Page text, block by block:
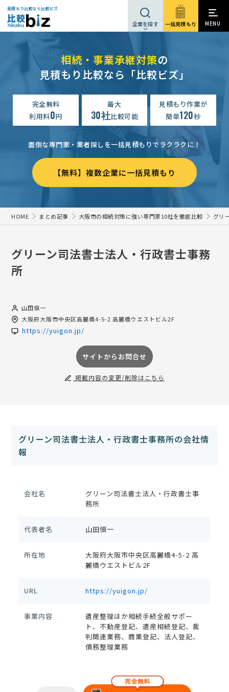
見積もり比較なら比較ビズ
企業を探す 一括見積もり MENU
相続・事業承継対策の
見積もり比較なら「比較ビズ」
完全無料
利用料0円
最大
30社比較可能
見積もり作業が
簡単120秒
面倒な専門家・業者探しを一括見積もりでラクラクに！
【無料】複数企業に一括見積もり
HOME まとめ記事 大阪市の相続対策に強い専門家10社を徹底比較 グリ
グリーン司法書士法人・行政書士事務
所
山田愼一
大阪府大阪市中央区高麗橋4-5-2 高麗橋ウエストビル2F
https://yuigon.jp/
サイトからお問合せ
掲載内容の変更/削除はこちら
グリーン司法書士法人・行政書士事務所の会社情
報
会社名
グリーン司法書士法人・行政書士事
務所
代表者名 山田愼一
所在地
大阪府大阪市中央区高麗橋4-5-2 高
麗橋ウエストビル2F
URL https://yuigon.jp/
事業内容
遺産整理ほか相続手続全般サポー
ト、不動産登記、遺産相続登記、裁
判関連業務、商業登記、法人登記、
債務整理業務